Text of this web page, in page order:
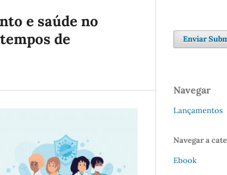
e saúde no
de
Enviar
Navegar
Lançamentos
Navegar a
Ebook